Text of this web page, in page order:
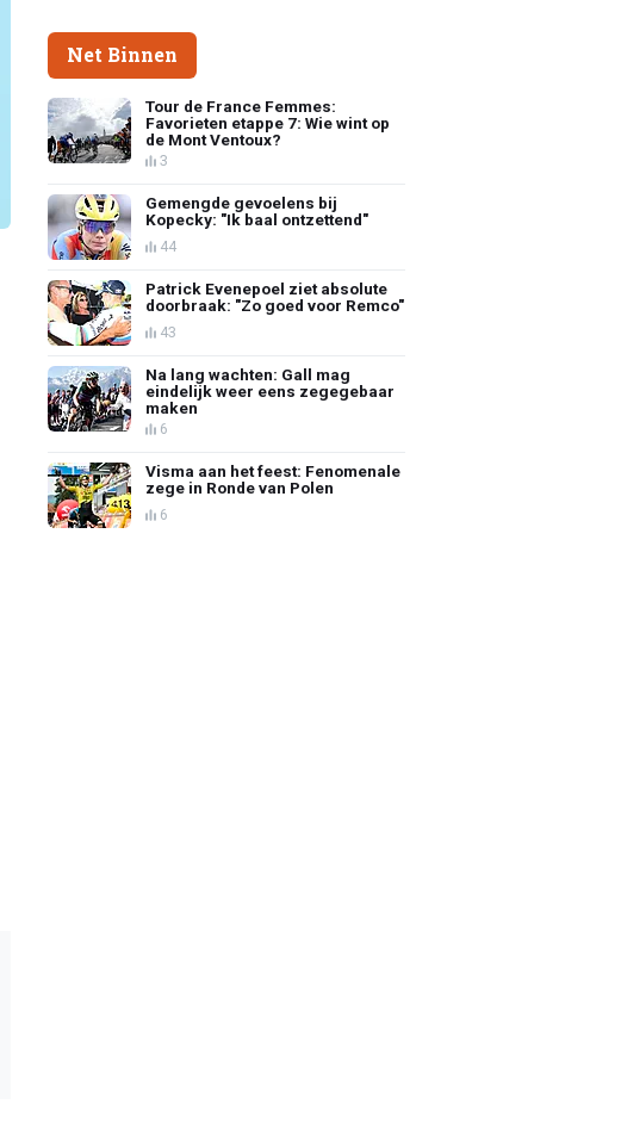
Net Binnen
Tour de France Femmes:
Favorieten etappe 7: Wie wint op
de Mont Ventoux?
3
Gemengde gevoelens bij
Kopecky: "Ik baal ontzettend"
44
Patrick Evenepoel ziet absolute
doorbraak: "Zo goed voor Remco"
43
Na lang wachten: Gall mag
eindelijk weer eens zegegebaar
maken
6
Visma aan het feest: Fenomenale
zege in Ronde van Polen
6